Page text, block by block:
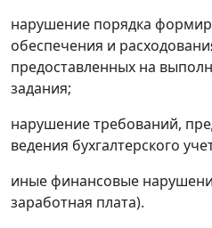
нарушение порядка
обеспечения и
предоставленных на
задания;
нарушение требований,
ведения бухгалтерского
иные финансовые
заработная плата).